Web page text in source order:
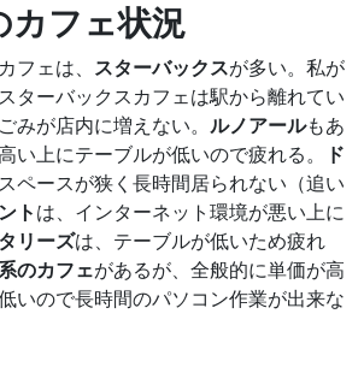
カフェ状況
フェは、 スターバックスが多い。私が
ターバックスカフェは駅から離れてい
みが店内に増えない。 ルノアールもあ
い上にテーブルが低いので疲れる。
ド
ペースが狭く長時間居られない（追い
ト は、インターネット環境が悪い上に
タリーズは、テーブルが低いため疲れ
のカフェがあるが、全般的に単価が高
いので長時間のパソコン作業が出来な